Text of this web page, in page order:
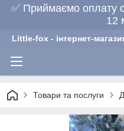
✅ Приймаємо оплату
12
Little-fox - інтернет-
Товари та послуги